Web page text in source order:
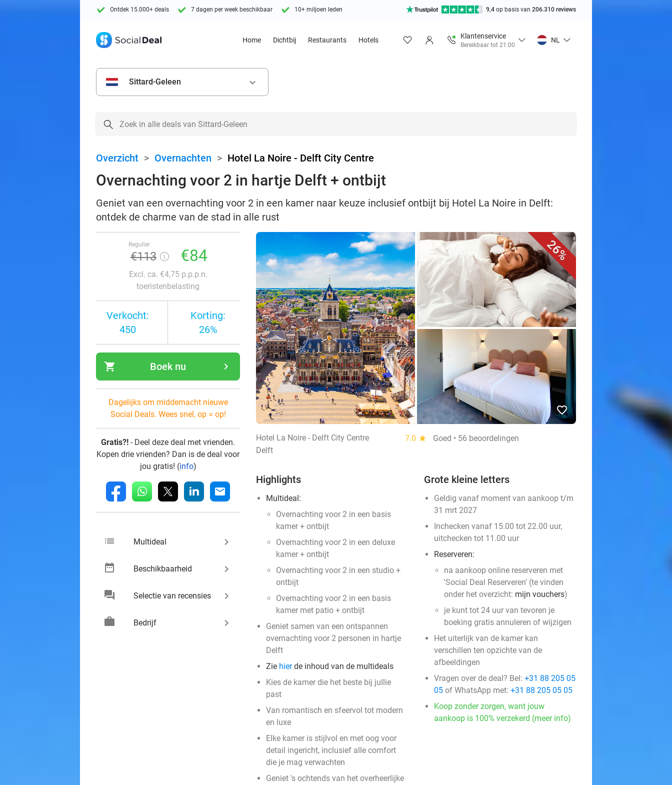
Ontdek 15.000+ deals 7 dagen per week beschikbaar 10+ miljoen leden 9,4 op basis van 206.310 reviews
Home Dichtbij Restaurants Hotels
Klantenservice
Bereikbaar tot 21:00
NL
Sittard-Geleen keyboard_arrow_down
Overzicht > Overnachten > Hotel La Noire - Delft City Centre
Overnachting voor 2 in hartje Delft + ontbijt
Geniet van een overnachting voor 2 in een kamer naar keuze inclusief ontbijt bij Hotel La Noire in Delft:
ontdek de charme van de stad in alle rust
Regulier
€113 €84
Excl. ca. €4,75 p.p.p.n.
toeristenbelasting
Verkocht:
450
Korting:
26%
shopping_cart navigate_next
Boek nu
Dagelijks om middernacht nieuwe
Social Deals. Wees snel, op = op!
Gratis?! - Deel deze deal met vrienden.
Kopen drie vrienden? Dan is de deal voor
jou gratis! (info)
fb whatsapp linkedin mail
list Multideal keyboard_arrow_right
date_range Beschikbaarheid keyboard_arrow_right
chat Selectie van recensies keyboard_arrow_right
work Bedrijf keyboard_arrow_right
26%
favorite_border
Hotel La Noire - Delft City Centre 7.0 star
Goed • 56 beoordelingen
Delft
Highlights
Multideal:
Overnachting voor 2 in een basis
kamer + ontbijt
Overnachting voor 2 in een deluxe
kamer + ontbijt
Overnachting voor 2 in een studio +
ontbijt
Overnachting voor 2 in een basis
kamer met patio + ontbijt
Geniet samen van een ontspannen
overnachting voor 2 personen in hartje
Delft
Zie hierde inhoud van de multideals
Kies de kamer die het beste bij jullie
past
Van romantisch en sfeervol tot modern
en luxe
Elke kamer is stijlvol en met oog voor
detail ingericht, inclusief alle comfort
die je mag verwachten
Geniet 's ochtends van het overheerlijke
Grote kleine letters
Geldig vanaf moment van aankoop t/m
31 mrt 2027
Inchecken vanaf 15.00 tot 22.00 uur,
uitchecken tot 11.00 uur
Reserveren:
na aankoop online reserveren met
'Social Deal Reserveren' (te vinden
onder het overzicht: mijn vouchers)
je kunt tot 24 uur van tevoren je
boeking gratis annuleren of wijzigen
Het uiterlijk van de kamer kan
verschillen ten opzichte van de
afbeeldingen
Vragen over de deal? Bel: +31 88 205 05
05 of WhatsApp met: +31 88 205 05 05
Koop zonder zorgen, want jouw
aankoop is 100% verzekerd (meer info)